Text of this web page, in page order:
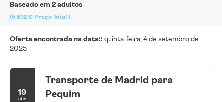
Baseado em 2 adultos
(5.612 € Preço Total )
Oferta encontrada na data::quinta-feira, 4 de setembro de
2025
19
abr.
Transporte de Madrid para
Pequim